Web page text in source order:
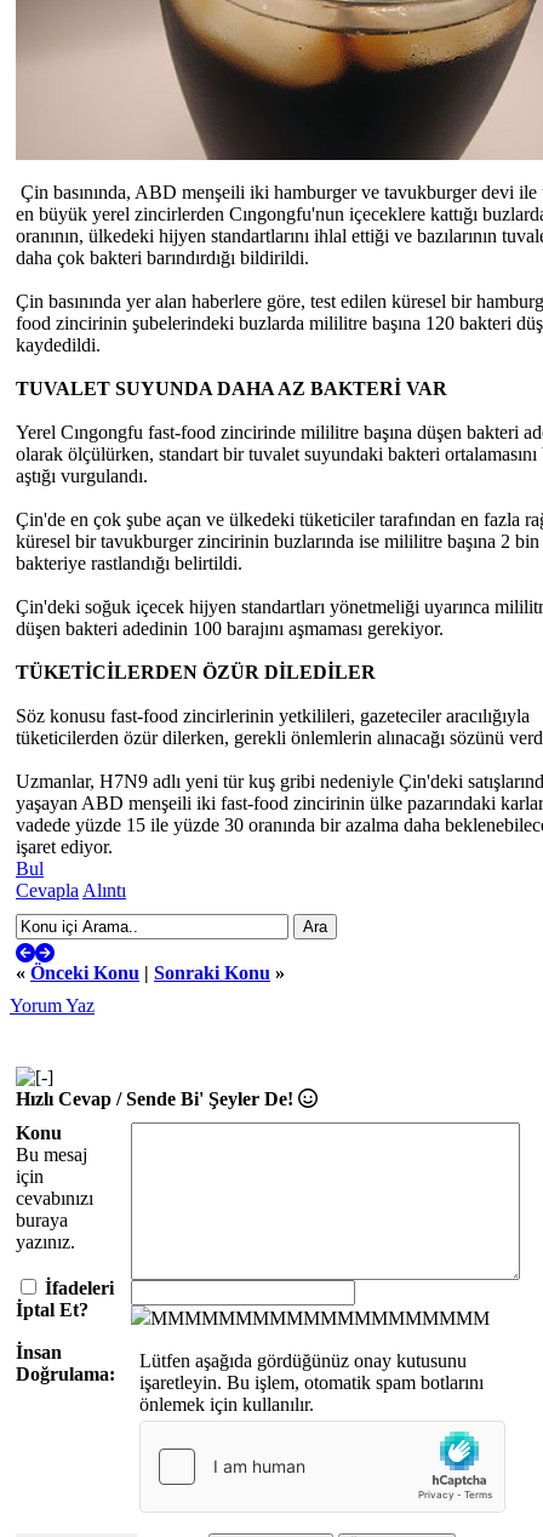
Çin basınında, ABD menşeili iki hamburger ve tavukburger devi
en büyük yerel zincirlerden Cıngongfu'nun içeceklere kattığı
oranının, ülkedeki hijyen standartlarını ihlal ettiği ve bazılarının
daha çok bakteri barındırdığı bildirildi.
Çin basınında yer alan haberlere göre, test edilen küresel bir
food zincirinin şubelerindeki buzlarda mililitre başına 120 bakteri
kaydedildi.
TUVALET SUYUNDA DAHA AZ BAKTERİ VAR
Yerel Cıngongfu fast-food zincirinde mililitre başına düşen bakteri
olarak ölçülürken, standart bir tuvalet suyundaki bakteri ortalamasını
aştığı vurgulandı.
Çin'de en çok şube açan ve ülkedeki tüketiciler tarafından en fazla
küresel bir tavukburger zincirinin buzlarında ise mililitre başına 2 bin
bakteriye rastlandığı belirtildi.
Çin'deki soğuk içecek hijyen standartları yönetmeliği uyarınca
düşen bakteri adedinin 100 barajını aşmaması gerekiyor.
TÜKETİCİLERDEN ÖZÜR DİLEDİLER
Söz konusu fast-food zincirlerinin yetkilileri, gazeteciler aracılığıyla
tüketicilerden özür dilerken, gerekli önlemlerin alınacağı sözünü
Uzmanlar, H7N9 adlı yeni tür kuş gribi nedeniyle Çin'deki
yaşayan ABD menşeili iki fast-food zincirinin ülke pazarındaki
vadede yüzde 15 ile yüzde 30 oranında bir azalma daha
işaret ediyor.
Bul
Cevapla Alıntı
« Önceki Konu | Sonraki Konu »
Yorum Yaz
Hızlı Cevap / Sende Bi' Şeyler De!
Konu
Bu mesaj
için
cevabınızı
buraya
yazınız.
İfadeleri
İptal Et?
MMMMMMMMMMMMMMMMMMMM
İnsan
Doğrulama:
Lütfen aşağıda gördüğünüz onay kutusunu
işaretleyin. Bu işlem, otomatik spam botlarını
önlemek için kullanılır.